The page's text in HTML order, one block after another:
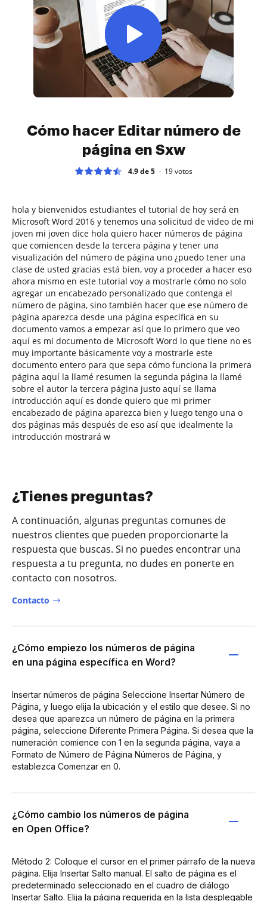
Cómo hacer Editar número de
página en Sxw
4.9 de 5 19votos
hola y bienvenidos estudiantes el tutorial de hoy será en
Microsoft Word 2016 y tenemos una solicitud de video de mi
joven mi joven dice hola quiero hacer números de página
que comiencen desde la tercera página y tener una
visualización del número de página uno ¿puedo tener una
clase de usted gracias está bien, voy a proceder a hacer eso
ahora mismo en este tutorial voy a mostrarle cómo no solo
agregar un encabezado personalizado que contenga el
número de página, sino también hacer que ese número de
página aparezca desde una página específica en su
documento vamos a empezar así que lo primero que veo
aquí es mi documento de Microsoft Word lo que tiene no es
muy importante básicamente voy a mostrarle este
documento entero para que sepa cómo funciona la primera
página aquí la llamé resumen la segunda página la llamé
sobre el autor la tercera página justo aquí se llama
introducción aquí es donde quiero que mi primer
encabezado de página aparezca bien y luego tengo una o
dos páginas más después de eso así que idealmente la
introducción mostrará w
¿Tienes preguntas?
A continuación, algunas preguntas comunes de
nuestros clientes que pueden proporcionarte la
respuesta que buscas. Si no puedes encontrar una
respuesta a tu pregunta, no dudes en ponerte en
contacto con nosotros.
Contacto
¿Cómo empiezo los números de página
en una página específica en Word?
Insertar números de página Seleccione Insertar Número de
Página, y luego elija la ubicación y el estilo que desee. Si no
desea que aparezca un número de página en la primera
página, seleccione Diferente Primera Página. Si desea que la
numeración comience con 1 en la segunda página, vaya a
Formato de Número de Página Números de Página, y
establezca Comenzar en 0.
¿Cómo cambio los números de página
en Open Office?
Método 2: Coloque el cursor en el primer párrafo de la nueva
página. Elija Insertar Salto manual. El salto de página es el
predeterminado seleccionado en el cuadro de diálogo
Insertar Salto. Elija la página requerida en la lista desplegable